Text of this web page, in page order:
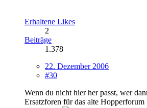
Erhaltene Likes
2
Beiträge
1.378
22. Dezember 2006
#30
Wenn du nicht hier her passt, wer
Ersatzforen für das alte Hopperforum